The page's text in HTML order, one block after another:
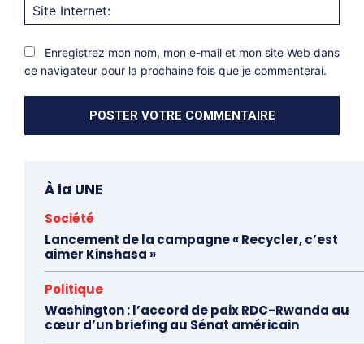
Enregistrez mon nom, mon e-mail et mon site Web dans
ce navigateur pour la prochaine fois que je commenterai.
À la UNE
Société
Lancement de la campagne « Recycler, c’est
aimer Kinshasa »
Politique
Washington : l’accord de paix RDC-Rwanda au
cœur d’un briefing au Sénat américain